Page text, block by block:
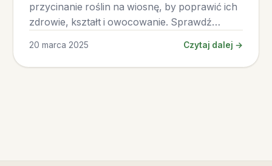
przycinanie roślin na wiosnę, by poprawić ich
zdrowie, kształt i owocowanie. Sprawdź
20 marca 2025 Czytaj dalej →